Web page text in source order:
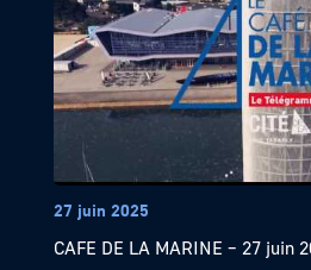
27 juin 2025
CAFE DE LA MARINE – 27 juin